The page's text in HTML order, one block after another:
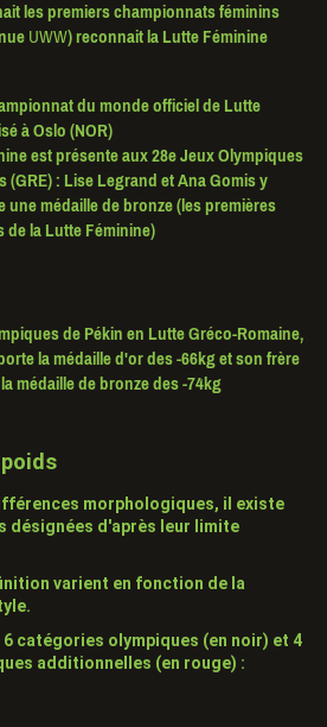
les premiers championnats féminins
UWW) reconnait la Lutte Féminine
du monde officiel de Lutte
à Oslo (NOR)
est présente aux 28e Jeux Olympiques
(GRE) : Lise Legrand et Ana Gomis y
une médaille de bronze (les premières
de la Lutte Féminine)
de Pékin en Lutte Gréco-Romaine,
la médaille d'or des -66kg et son frère
médaille de bronze des -74kg
morphologiques, il existe
désignées d'après leur limite
varient en fonction de la
6 catégories olympiques (en noir) et 4
additionnelles (en rouge) :